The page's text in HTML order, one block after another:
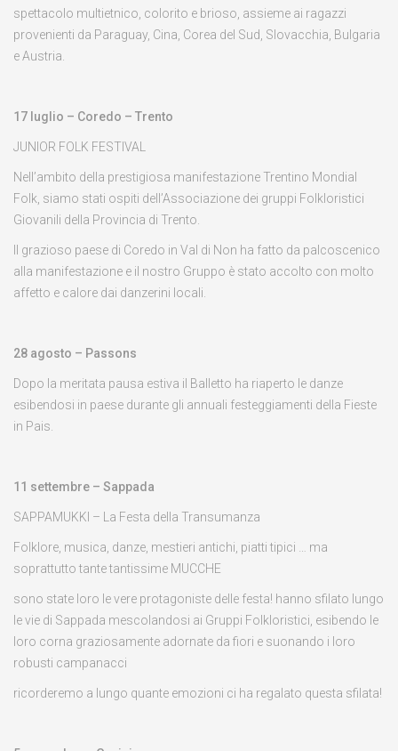
spettacolo multietnico, colorito e brioso, assieme ai ragazzi
provenienti da Paraguay, Cina, Corea del Sud, Slovacchia, Bulgaria
e Austria.
17 luglio – Coredo – Trento
JUNIOR FOLK FESTIVAL
Nell’ambito della prestigiosa manifestazione Trentino Mondial
Folk, siamo stati ospiti dell’Associazione dei gruppi Folkloristici
Giovanili della Provincia di Trento.
Il grazioso paese di Coredo in Val di Non ha fatto da palcoscenico
alla manifestazione e il nostro Gruppo è stato accolto con molto
affetto e calore dai danzerini locali.
28 agosto – Passons
Dopo la meritata pausa estiva il Balletto ha riaperto le danze
esibendosi in paese durante gli annuali festeggiamenti della Fieste
in Pais.
11 settembre – Sappada
SAPPAMUKKI – La Festa della Transumanza
Folklore, musica, danze, mestieri antichi, piatti tipici … ma
soprattutto tante tantissime MUCCHE
sono state loro le vere protagoniste delle festa! hanno sfilato lungo
le vie di Sappada mescolandosi ai Gruppi Folkloristici, esibendo le
loro corna graziosamente adornate da fiori e suonando i loro
robusti campanacci
ricorderemo a lungo quante emozioni ci ha regalato questa sfilata!